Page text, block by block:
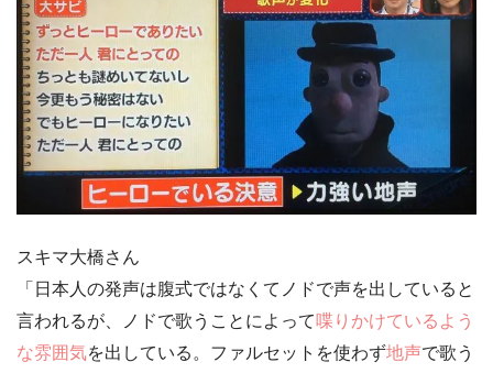
スキマ大橋さん
「日本人の発声は腹式ではなくて ノドで声を出している と
言われるが、ノドで歌うことによって喋りかけているよう
な雰囲気を出している。ファルセットを使わず地声で歌う